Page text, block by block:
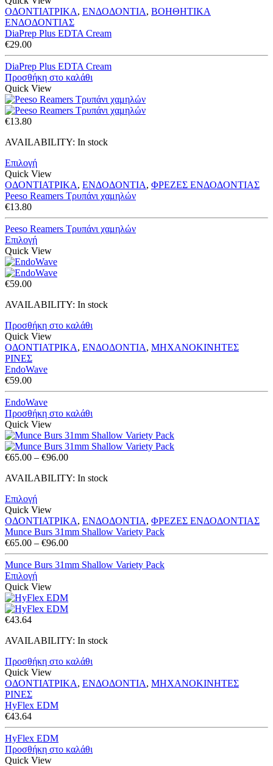
ΟΔΟΝΤΙΑΤΡΙΚΑ, ΕΝΔΟΔΟΝΤΙΑ, ΒΟΗΘΗΤΙΚΑ
ΕΝΔΟΔΟΝΤΙΑΣ
DiaPrep Plus EDTA Cream
€29.00
DiaPrep Plus EDTA Cream
Προσθήκη στο καλάθι
Quick View
€13.80
AVAILABILITY: In stock
Επιλογή
Quick View
ΟΔΟΝΤΙΑΤΡΙΚΑ, ΕΝΔΟΔΟΝΤΙΑ, ΦΡΕΖΕΣ ΕΝΔΟΔΟΝΤΙΑΣ
Peeso Reamers Τρυπάνι χαμηλών
€13.80
Peeso Reamers Τρυπάνι χαμηλών
Επιλογή
Quick View
€59.00
AVAILABILITY: In stock
Προσθήκη στο καλάθι
Quick View
ΟΔΟΝΤΙΑΤΡΙΚΑ, ΕΝΔΟΔΟΝΤΙΑ, ΜΗΧΑΝΟΚΙΝΗΤΕΣ
ΡΙΝΕΣ
EndoWave
€59.00
EndoWave
Προσθήκη στο καλάθι
Quick View
€65.00 – €96.00Price
€65.00
AVAILABILITY: In stock
Επιλογή
Quick View
ΟΔΟΝΤΙΑΤΡΙΚΑ, ΕΝΔΟΔΟΝΤΙΑ, ΦΡΕΖΕΣ ΕΝΔΟΔΟΝΤΙΑΣ
Munce Burs 31mm Shallow Variety Pack
€65.00 – €96.00Price
range:
€65.00
Munce Burs 31mm Shallow Variety Pack
Επιλογή
Quick View
€43.64
AVAILABILITY: In stock
Προσθήκη στο καλάθι
Quick View
ΟΔΟΝΤΙΑΤΡΙΚΑ, ΕΝΔΟΔΟΝΤΙΑ, ΜΗΧΑΝΟΚΙΝΗΤΕΣ
ΡΙΝΕΣ
HyFlex EDM
€43.64
HyFlex EDM
Προσθήκη στο καλάθι
Quick View